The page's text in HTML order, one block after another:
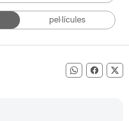
pel·lícules
Compartir